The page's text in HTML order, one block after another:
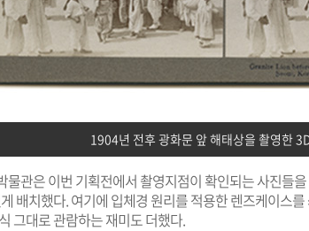
1904년 전후 광화문 앞 해태상을 촬영한
물관은 이번 기획전에서 촬영지점이 확인되는 사진들
배치했다. 여기에 입체경 원리를 적용한 렌즈케이스
그대로 관람하는 재미도 더했다.